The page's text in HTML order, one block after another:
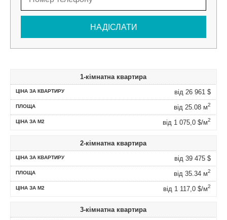
1-кімнатна квартира
від 26 961 $
від 25.08 м2
від 1 075,0 $/м2
2-кімнатна квартира
від 39 475 $
від 35.34 м2
від 1 117,0 $/м2
3-кімнатна квартира